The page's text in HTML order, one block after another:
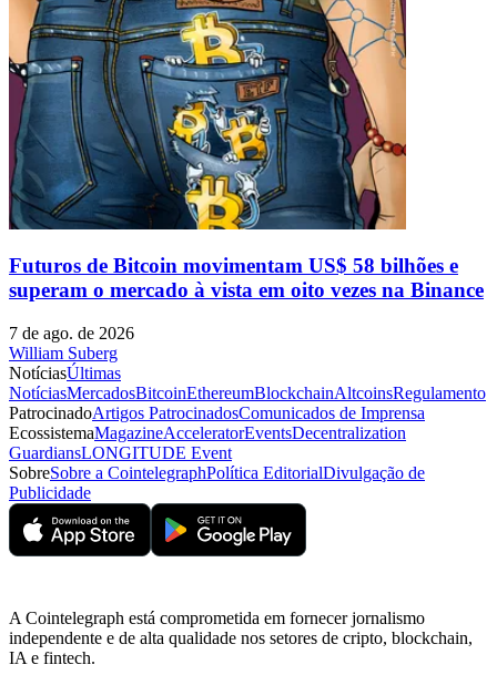
Futuros de Bitcoin movimentam US$ 58 bilhões e
superam o mercado à vista em oito vezes na Binance
7 de ago. de 2026
William Suberg
NotíciasÚltimas
NotíciasMercadosBitcoinEthereumBlockchainAltcoinsRegulamento
PatrocinadoArtigos PatrocinadosComunicados de Imprensa
EcossistemaMagazineAcceleratorEventsDecentralization
GuardiansLONGITUDE Event
SobreSobre a CointelegraphPolítica EditorialDivulgação de
Publicidade
A Cointelegraph está comprometida em fornecer jornalismo
independente e de alta qualidade nos setores de cripto, blockchain,
IA e fintech.